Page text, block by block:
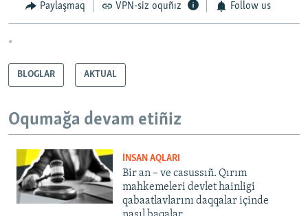
Paylaşmaq VPN-siz oquñız Follow us
*
BLOGLAR AKTUAL
Oqumağa devam etiñiz
İNSAN AQLARI
Bir an – ve casussıñ. Qırım
mahkemeleri devlet hainligi
qabaatlavlarını daqqalar içinde